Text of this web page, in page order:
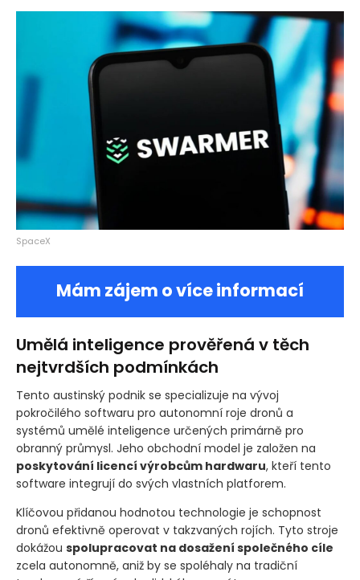
SpaceX
Mám zájem o více informací
Umělá inteligence prověřená v těch
nejtvrdších podmínkách
Tento austinský podnik se specializuje na vývoj
pokročilého softwaru pro autonomní roje dronů a
systémů umělé inteligence určených primárně pro
obranný průmysl. Jeho obchodní model je založen na
poskytování licencí výrobcům hardwaru, kteří tento
software integrují do svých vlastních platforem.
Klíčovou přidanou hodnotou technologie je schopnost
dronů efektivně operovat v takzvaných rojích. Tyto stroje
dokážou spolupracovat na dosažení společného cíle
zcela autonomně, aniž by se spoléhaly na tradiční